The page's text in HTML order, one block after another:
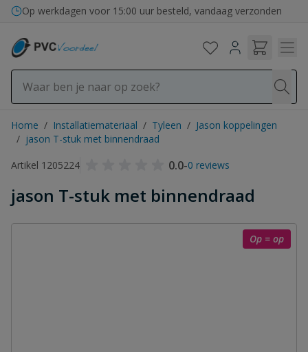
Ga naar de inhoud
Op werkdagen voor 15:00 uur besteld, vandaag verzonden
Home / Installatiemateriaal / Tyleen / Jason koppelingen
/ jason T-stuk met binnendraad
Artikel 1205224
0.0-0 reviews
jason T-stuk met binnendraad
Op = op